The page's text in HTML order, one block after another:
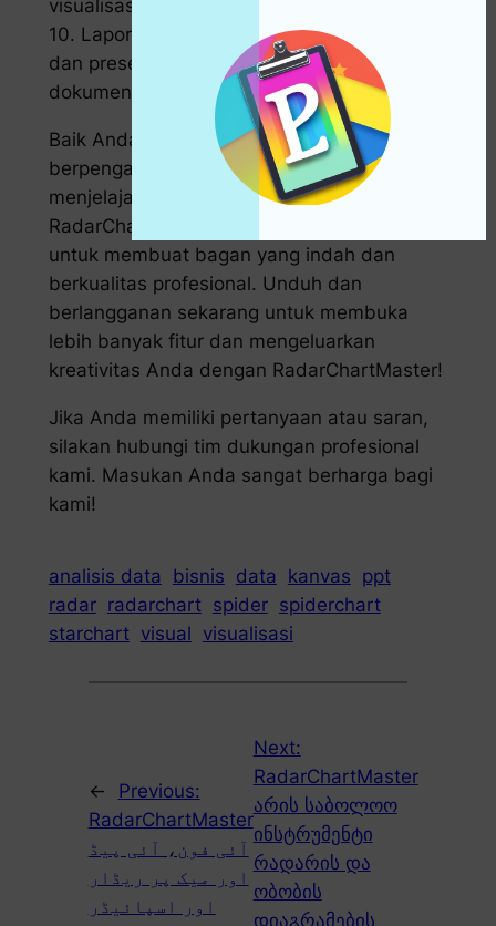
visualisasi yang menarik.
10. Laporan Teknis: Mengembangkan bagan
dan presentasi data yang jelas untuk
dokumen teknis dan proyek pembangunan.
Baik Anda seorang pakar data
berpengalaman atau pendatang baru yang
menjelajahi visualisasi data,
RadarChartMaster adalah solusi tepat Anda
untuk membuat bagan yang indah dan
berkualitas profesional. Unduh dan
berlangganan sekarang untuk membuka
lebih banyak fitur dan mengeluarkan
kreativitas Anda dengan RadarChartMaster!
Jika Anda memiliki pertanyaan atau saran,
silakan hubungi tim dukungan profesional
kami. Masukan Anda sangat berharga bagi
kami!
analisis data bisnis data kanvas ppt
radar radarchart spider spiderchart
starchart visual visualisasi
←
Previous:
RadarChartMaster
آئی فون، آئی پیڈ
اور میک پر ریڈار
اور اسپائیڈر
Next:
RadarChartMaster
არის საბოლოო
ინსტრუმენტი
რადარის და
ობობის
დიაგრამების